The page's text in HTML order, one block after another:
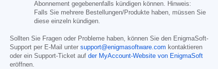
Abonnement gegebenenfalls kündigen können. Hinweis:
Falls Sie mehrere Bestellungen/Produkte haben, müssen Sie
diese einzeln kündigen.
Sollten Sie Fragen oder Probleme haben, können Sie den EnigmaSoft-
Support per E-Mail unter support@enigmasoftware.com kontaktieren
oder ein Support-Ticket auf der MyAccount-Website von EnigmaSoft
eröffnen.